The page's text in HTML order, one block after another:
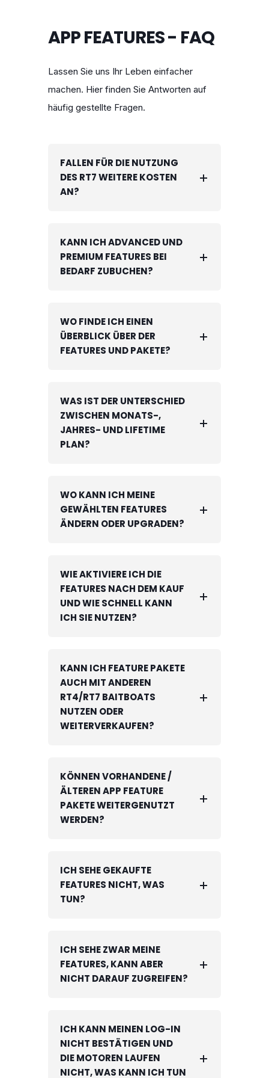
APP FEATURES - FAQ
Lassen Sie uns Ihr Leben einfacher
machen. Hier finden Sie Antworten auf
häufig gestellte Fragen.
FALLEN FÜR DIE NUTZUNG
DES RT7 WEITERE KOSTEN
AN?
KANN ICH ADVANCED UND
PREMIUM FEATURES BEI
BEDARF ZUBUCHEN?
WO FINDE ICH EINEN
ÜBERBLICK ÜBER DER
FEATURES UND PAKETE?
WAS IST DER UNTERSCHIED
ZWISCHEN MONATS-,
JAHRES- UND LIFETIME
PLAN?
WO KANN ICH MEINE
GEWÄHLTEN FEATURES
ÄNDERN ODER UPGRADEN?
WIE AKTIVIERE ICH DIE
FEATURES NACH DEM KAUF
UND WIE SCHNELL KANN
ICH SIE NUTZEN?
KANN ICH FEATURE PAKETE
AUCH MIT ANDEREN
RT4/RT7 BAITBOATS
NUTZEN ODER
WEITERVERKAUFEN?
KÖNNEN VORHANDENE /
ÄLTEREN APP FEATURE
PAKETE WEITERGENUTZT
WERDEN?
ICH SEHE GEKAUFTE
FEATURES NICHT, WAS
TUN?
ICH SEHE ZWAR MEINE
FEATURES, KANN ABER
NICHT DARAUF ZUGREIFEN?
ICH KANN MEINEN LOG-IN
NICHT BESTÄTIGEN UND
DIE MOTOREN LAUFEN
NICHT, WAS KANN ICH TUN